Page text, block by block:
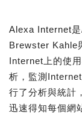
Alexa Internet
Brewster Kahle
Internet上的使
析，監測
行了分析與統計
迅速得知每個網